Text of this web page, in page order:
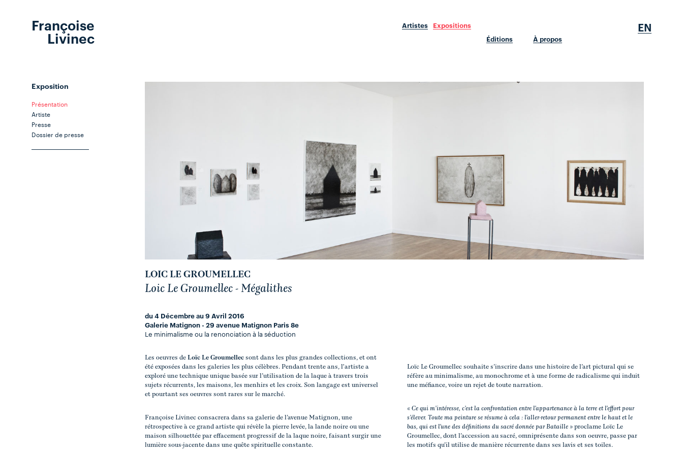
Françoise
Livinec
Artistes
Expositions
Éditions
À propos
EN
Exposition
Présentation
Artiste
Presse
Dossier de presse
LOIC LE GROUMELLEC
Loic Le Groumellec - Mégalithes
du 4 Décembre au 9 Avril 2016
Galerie Matignon - 29 avenue Matignon Paris 8e
Le minimalisme ou la renonciation à la séduction
Les oeuvres deLoïc Le Groumellec sont dans les plus grandes collections, et ont
été exposées dans les galeries les plus célèbres. Pendant trente ans, l'artiste a
exploré une technique unique basée sur l’utilisation de la laque à travers trois
sujets récurrents, les maisons, les menhirs et les croix. Son langage est universel
et pourtant ses oeuvres sont rares sur le marché.
Françoise Livinec consacrera dans sa galerie de l’avenue Matignon, une
rétrospective à ce grand artiste qui révèle la pierre levée, la lande noire ou une
maison silhouettée par effacement progressif de la laque noire, faisant surgir une
lumière sous-jacente dans une quête spirituelle constante.
Loïc Le Groumellec souhaite s’inscrire dans une histoire de l’art pictural qui se
réfère au minimalisme, au monochrome et à une forme de radicalisme qui induit
une méfiance, voire un rejet de toute narration.
« Ce qui m’intéresse, c’est la confrontation entre l’appartenance à la terre et l’effort pour
s’élever. Toute ma peinture se résume à cela : l’aller-retour permanent entre le haut et le
bas, qui est l’une des définitions du sacré donnée par Bataille » proclame Loïc Le
Groumellec, dont l’accession au sacré, omniprésente dans son oeuvre, passe par
les motifs qu’il utilise de manière récurrente dans ses lavis et ses toiles.